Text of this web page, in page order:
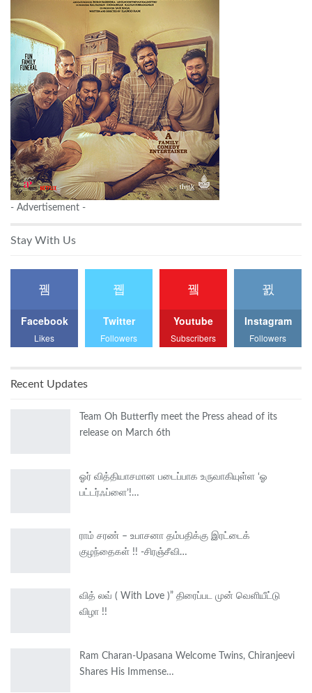
- Advertisement -
Stay With Us
Facebook
Likes
Twitter
Followers
Youtube
Subscribers
Instagram
Followers
Recent Updates
Team Oh Butterfly meet the Press ahead of its
release on March 6th
ஓர் வித்தியாசமான படைப்பாக உருவாகியுள்ள ‘ஓ
பட்டர்ஃப்ளை’!…
ராம் சரண் – உபாசனா தம்பதிக்கு இரட்டைக்
குழந்தைகள் !! -சிரஞ்சீவி…
வித் லவ் ( With Love )” திரைப்பட முன் வெளியீட்டு
விழா !!
Ram Charan-Upasana Welcome Twins, Chiranjeevi
Shares His Immense…